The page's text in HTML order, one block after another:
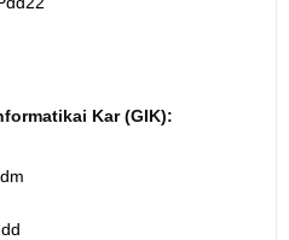
Kar (GIK):